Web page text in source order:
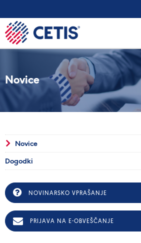
Novice
Novice
Dogodki
NOVINARSKO VPRAŠANJE
PRIJAVA NA E-OBVEŠČANJE